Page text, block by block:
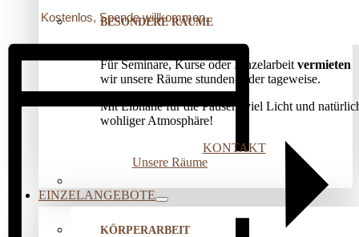
BESONDERE RÄUME
Für Seminare, Kurse oder Einzelarbeit vermieten
wir unsere Räume stunden- oder tageweise.
Mit Elbnähe für die Pausen, viel Licht und
wohliger Atmosphäre!
KONTAKT
Unsere Räume
EINZELANGEBOTE
KÖRPERARBEIT
Kostenlos, Spende willkommen.